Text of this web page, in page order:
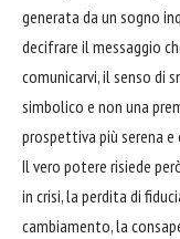
generata da un sogno
decifrare il messaggio
comunicarvi, il senso di
simbolico e non una
prospettiva più serena
Il vero potere risiede
in crisi, la perdita di
cambiamento, la